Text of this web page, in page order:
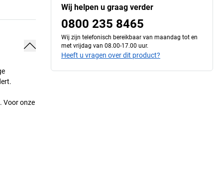
Voor onze
Wij helpen u graag verder
0800 235 8465
Wij zijn telefonisch bereikbaar van maandag tot en
met vrijdag van 08.00-17.00 uur.
Heeft u vragen over dit product?